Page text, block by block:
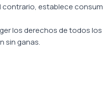
establece
los derechos de todos
sin ganas.